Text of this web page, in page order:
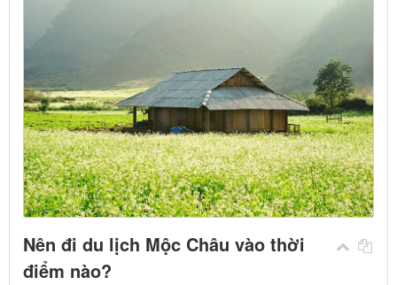
Nên đi du lịch Mộc Châu vào thời
điểm nào?